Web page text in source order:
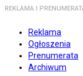
REKLAMA I
Reklama
Ogłoszenia
Prenumerata
Archiwum